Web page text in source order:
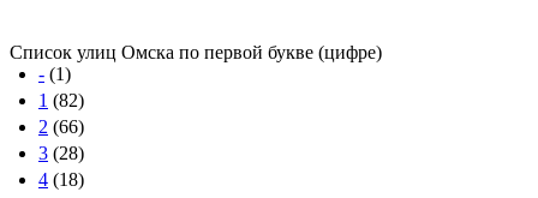
Список улиц Омска по первой букве (цифре)
- (1)
1 (82)
2 (66)
3 (28)
4 (18)